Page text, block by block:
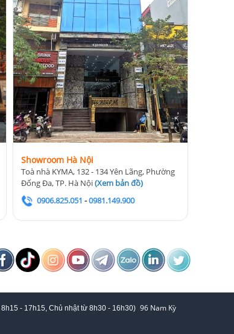
Showroom Hà Nội
Toà nhà KYMA, 132 - 134 Yên Lãng, Phường
Đống Đa, TP. Hà Nội(Xem bản đồ)
0906.825.051 -0981.149.900
8h15 - 17h15, Chủ nhật từ 8h30 - 16h30) 96 Nam Kỳ